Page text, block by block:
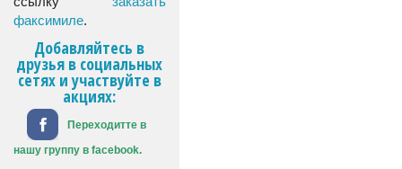
факсимиле.
Добавляйтесь в
друзья в социальных
сетях и участвуйте в
акциях:
Переходитте в
нашу группу в facebook.